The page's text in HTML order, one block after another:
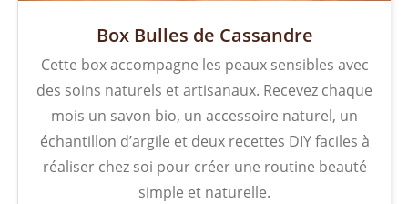
Box Bulles de Cassandre
Cette box accompagne les peaux sensibles avec
des soins naturels et artisanaux. Recevez chaque
mois un savon bio, un accessoire naturel, un
échantillon d’argile et deux recettes DIY faciles à
réaliser chez soi pour créer une routine beauté
simple et naturelle.